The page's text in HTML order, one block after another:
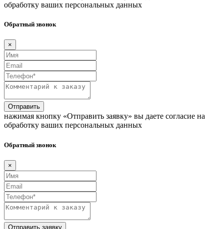
обработку ваших персональных данных
Обратный звонок
×
Отправить
нажимая кнопку «Отправить заявку» вы даете согласие на
обработку ваших персональных данных
Обратный звонок
×
Отправить заявку